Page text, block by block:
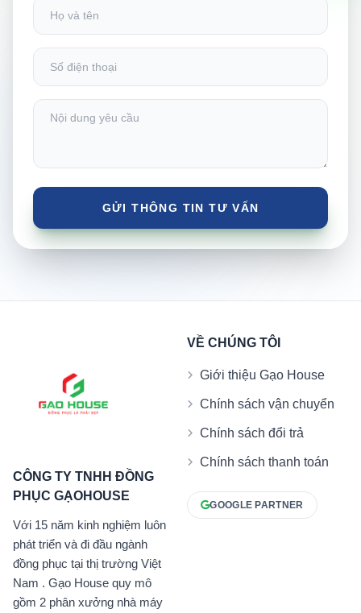
CÔNG TY TNHH ĐỒNG
PHỤC GẠOHOUSE
Với 15 năm kinh nghiệm luôn
phát triển và đi đầu ngành
đồng phục tại thị trường Việt
Nam . Gạo House quy mô
gồm 2 phân xưởng nhà máy
VỀ CHÚNG TÔI
Giới thiệu Gạo House
Chính sách vận chuyển
Chính sách đổi trả
Chính sách thanh toán
GOOGLE PARTNER